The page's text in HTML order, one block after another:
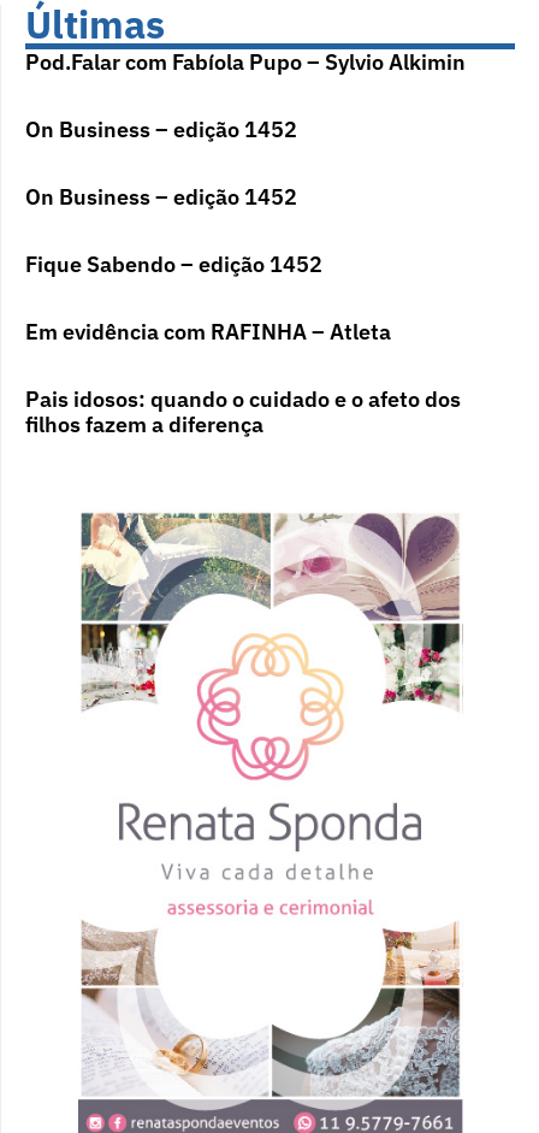
Últimas
Pod.Falar com Fabíola Pupo – Sylvio Alkimin
On Business – edição 1452
On Business – edição 1452
Fique Sabendo – edição 1452
Em evidência com RAFINHA – Atleta
Pais idosos: quando o cuidado e o afeto dos
filhos fazem a diferença